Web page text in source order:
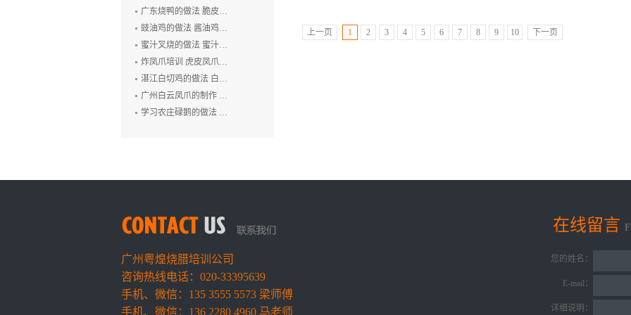
广东烧鸭的做法 脆皮烧鸭培训 广州烤鸭技术培训 烧腊培训
豉油鸡的做法 酱油鸡的制作方法 玫瑰露豉油鸡培训
蜜汁叉烧的做法 蜜汁叉烧的制作方法 叉烧肉培训 烧排骨培训
炸凤爪培训 虎皮凤爪的做法 豉汁凤爪的制作 鲍汁凤爪培训
湛江白切鸡的做法 白切鸡培训 廉江白斩鸡培训 粤式烧卤技术培训
广州白云凤爪的制作 白云猪手的做法 广式烧卤培训
学习农庄碌鹅的做法 禄鹅的制作方法 碌鹅培训
上一页 1 2 3 4 5 6 7 8 9 10 下一页
广州粤煌烧腊培训公司
咨询热线电话：020-33395639
手机、微信：135 3555 5573 梁师傅
手机、微信：136 2280 4960 马老师
您的姓名：
E-mail：
详细说明：
在线留言